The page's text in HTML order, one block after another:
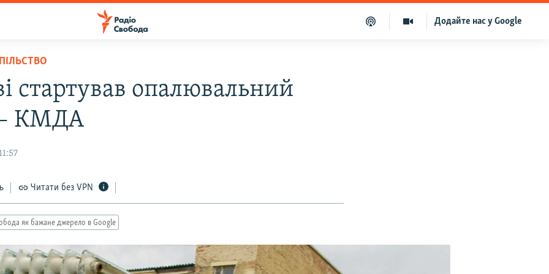
Додайте нас у Google
стартував опалювальний
– КМДА
Читати без VPN
як бажане джерело в Google